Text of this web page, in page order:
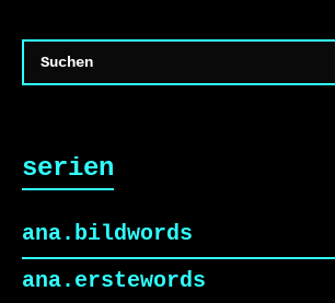
serien
ana.bildwords
ana.erstewords